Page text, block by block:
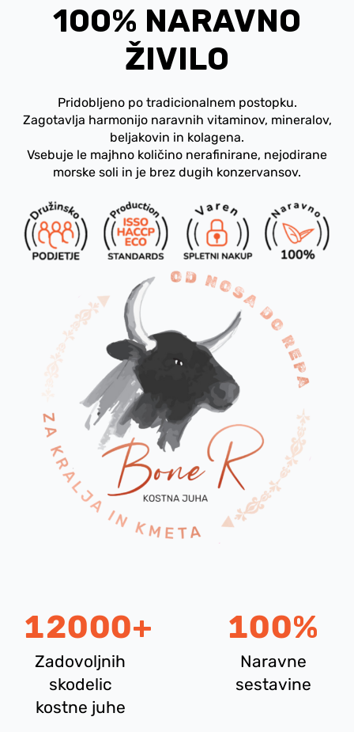
100% NARAVNO
ŽIVILO
Pridobljeno po tradicionalnem postopku.
Zagotavlja harmonijo naravnih vitaminov, mineralov,
beljakovin in kolagena.
Vsebuje le majhno količino nerafinirane, nejodirane
morske soli in je brez dugih konzervansov.
12000+
Zadovoljnih
skodelic
kostne juhe
100%
Naravne
sestavine